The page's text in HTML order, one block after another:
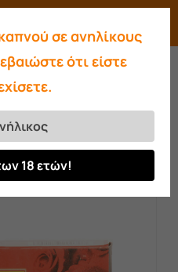
searchaccount
ατμού-Αρωματικά
Close
σε ανηλίκους
ότι είστε
18 ετών!